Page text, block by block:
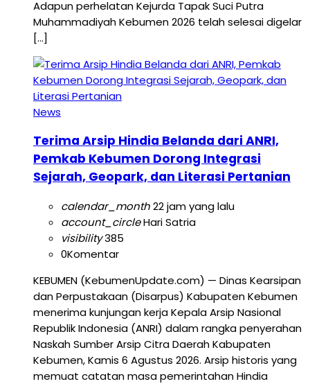
Adapun perhelatan Kejurda Tapak Suci Putra
Muhammadiyah Kebumen 2026 telah selesai digelar
[…]
News
Terima Arsip Hindia Belanda dari ANRI,
Pemkab Kebumen Dorong Integrasi
Sejarah, Geopark, dan Literasi Pertanian
calendar_month22 jam yang lalu
account_circleHari Satria
visibility385
0Komentar
KEBUMEN (KebumenUpdate.com) — Dinas Kearsipan
dan Perpustakaan (Disarpus) Kabupaten Kebumen
menerima kunjungan kerja Kepala Arsip Nasional
Republik Indonesia (ANRI) dalam rangka penyerahan
Naskah Sumber Arsip Citra Daerah Kabupaten
Kebumen, Kamis 6 Agustus 2026. Arsip historis yang
memuat catatan masa pemerintahan Hindia